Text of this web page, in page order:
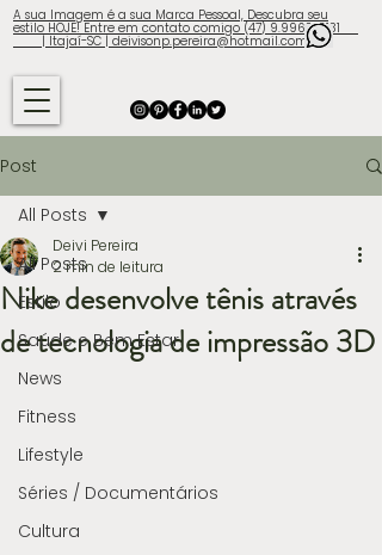
A sua Imagem é a sua Marca Pessoal, Descubra seu
estilo HOJE! Entre em contato comigo (47) 9.9960-3131
| Itajaí-SC | deivisonp.pereira@hotmail.com
Post
All Posts
Estilo
Saúde e Bem Estar
News
Fitness
Lifestyle
Séries / Documentários
Cultura
All Posts
Nike desenvolve tênis através
de tecnologia de impressão 3D
Deivi Pereira
2 min de leitura